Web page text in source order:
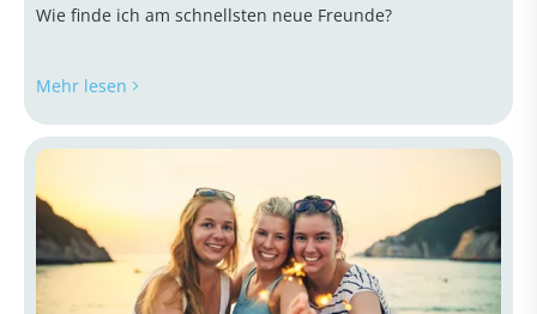
Wie finde ich am schnellsten neue Freunde?
Mehr lesen